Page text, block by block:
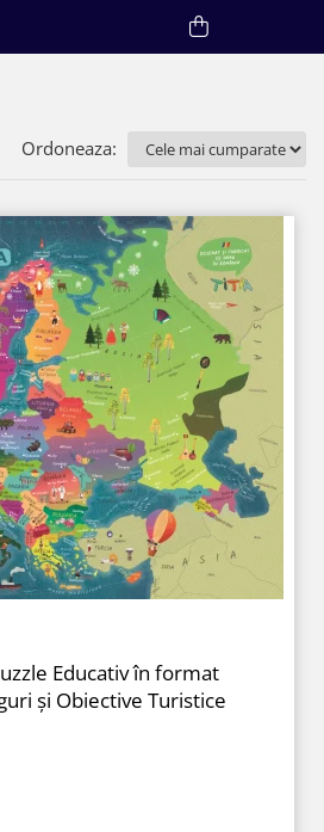
Ordoneaza:
Educativ în format
și Obiective Turistice